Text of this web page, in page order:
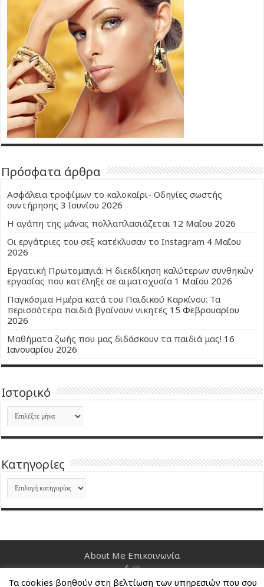
Πρόσφατα άρθρα
Ασφάλεια τροφίμων το καλοκαίρι- Οδηγίες σωστής
συντήρησης 3 Ιουνίου 2026
Η αγάπη της μάνας πολλαπλασιάζεται 12 Μαΐου 2026
Οι εργάτριες του σεξ κατέκλυσαν το Instagram 4 Μαΐου
2026
Εργατική Πρωτομαγιά: Η διεκδίκηση καλύτερων συνθηκών
εργασίας που κατέληξε σε αιματοχυσία 1 Μαΐου 2026
Παγκόσμια Ημέρα κατά του Παιδικού Καρκίνου: Τα
περισσότερα παιδιά βγαίνουν νικητές 15 Φεβρουαρίου
2026
Μαθήματα ζωής που μας διδάσκουν τα παιδιά μας! 16
Ιανουαρίου 2026
Ιστορικό
Ιστορικό
Kατηγορίες
Kατηγορίες
About Me Επικοινωνία
Nancy's Blog © Copyright 2026, All Rights Reserved
Τα cookies βοηθούν στη βελτίωση των υπηρεσιών που σου